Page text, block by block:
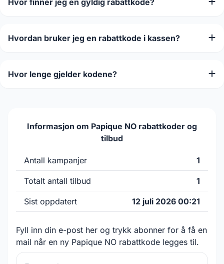
Hvor finner jeg en gyldig rabattkode?
Hvordan bruker jeg en rabattkode i kassen?
Hvor lenge gjelder kodene?
Informasjon om Papique NO rabattkoder og
tilbud
Antall kampanjer 1
Totalt antall tilbud 1
Sist oppdatert 12 juli 2026 00:21
Fyll inn din e-post her og trykk abonner for å få en
mail når en ny Papique NO rabattkode legges til.